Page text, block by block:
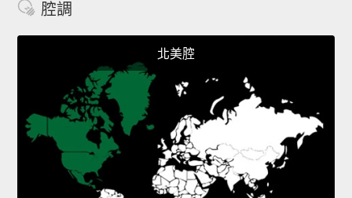
腔調
北美腔